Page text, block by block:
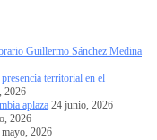
Guillermo Sánchez Medina
territorial en el
2026
aplaza 24 junio, 2026
2026
2026